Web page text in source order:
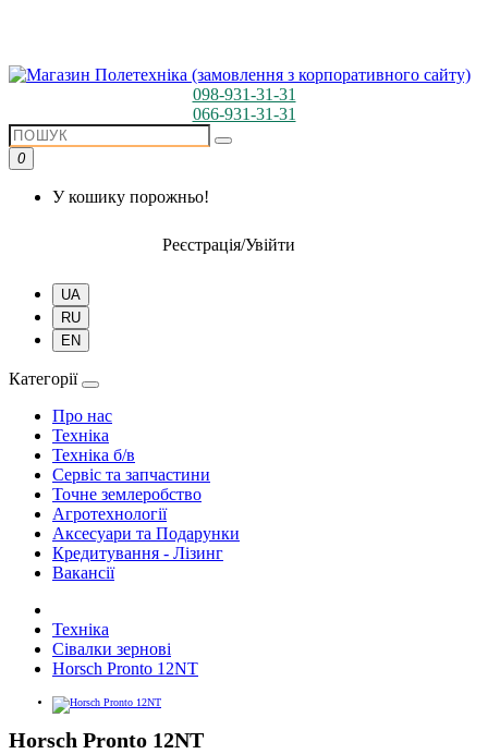
098-931-31-31
066-931-31-31
0
У кошику порожньо!
Реєстрація/Увійти
UA
RU
EN
Категорії
Про нас
Техніка
Техніка б/в
Сервіс та запчастини
Точне землеробство
Агротехнології
Аксесуари та Подарунки
Кредитування - Лізинг
Вакансії
Техніка
Сівалки зернові
Horsch Pronto 12NT
Horsch Pronto 12NT